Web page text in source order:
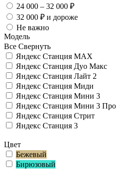
24 000 – 32 000 ₽
32 000 ₽ и дороже
Не важно
Модель
Все Свернуть
Яндекс Станция MAX
Яндекс Станция Дуо Макс
Яндекс Станция Лайт 2
Яндекс Станция Миди
Яндекс Станция Мини 3
Яндекс Станция Мини 3 Про
Яндекс Станция Стрит
Яндекс Станция 3
Цвет
Бежевый
Бирюзовый